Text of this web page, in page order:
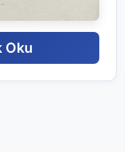
Oku